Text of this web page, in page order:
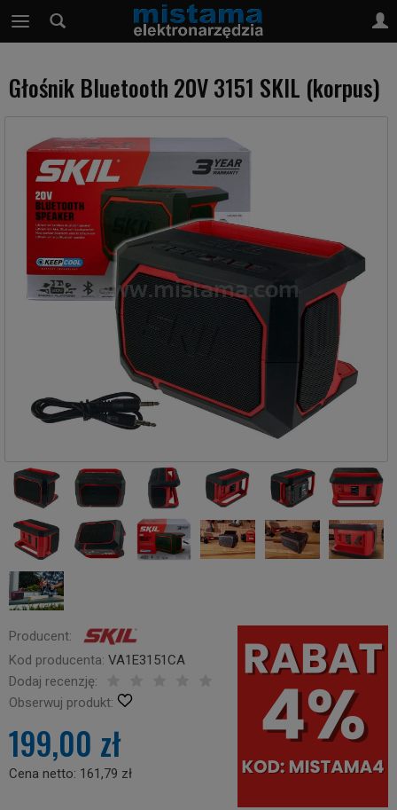
Głośnik Bluetooth 20V 3151 SKIL (korpus)
Producent:
Kod producenta: VA1E3151CA
Dodaj recenzję:
Obserwuj produkt:
199,00 zł
Cena netto: 161,79 zł